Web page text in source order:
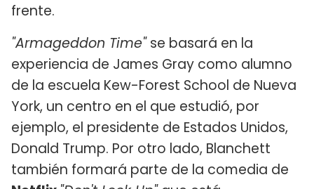
frente.
"Armageddon Time"se basará en la
experiencia de James Gray como alumno
de la escuela Kew-Forest School de Nueva
York, un centro en el que estudió, por
ejemplo, el presidente de Estados Unidos,
Donald Trump. Por otro lado, Blanchett
también formará parte de la comedia de